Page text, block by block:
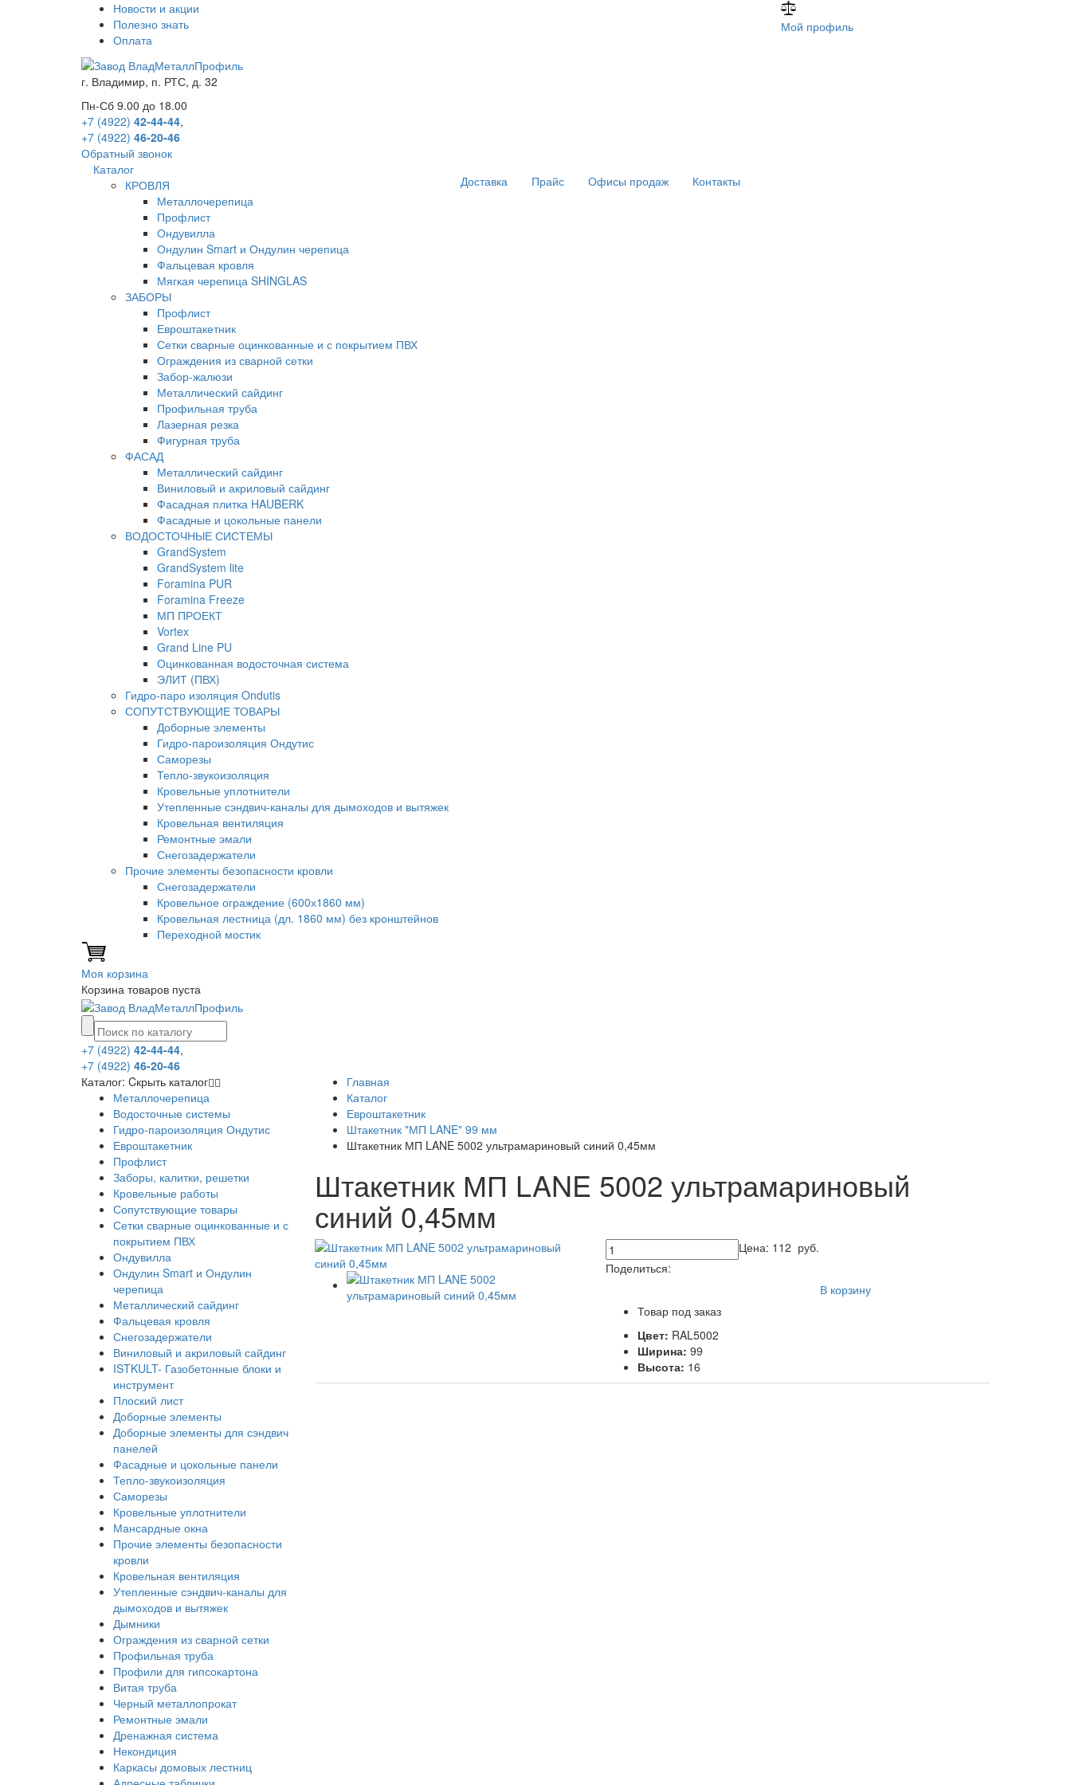
Новости и акции
Полезно знать
Оплата
Мой профиль
г. Владимир, п. РТС, д. 32
Пн-Сб 9.00 до 18.00
+7 (4922) 42-44-44,
+7 (4922) 46-20-46
Обратный звонок
Каталог
КРОВЛЯ
Металлочерепица
Профлист
Ондувилла
Ондулин Smart и Ондулин черепица
Фальцевая кровля
Мягкая черепица SHINGLAS
ЗАБОРЫ
Профлист
Евроштакетник
Сетки сварные оцинкованные и с покрытием ПВХ
Ограждения из сварной сетки
Забор-жалюзи
Металлический сайдинг
Профильная труба
Лазерная резка
Фигурная труба
ФАСАД
Металлический сайдинг
Виниловый и акриловый сайдинг
Фасадная плитка HAUBERK
Фасадные и цокольные панели
ВОДОСТОЧНЫЕ СИСТЕМЫ
GrandSystem
GrandSystem lite
Foramina PUR
Foramina Freeze
МП ПРОЕКТ
Vortex
Grand Line PU
Оцинкованная водосточная система
ЭЛИТ (ПВХ)
Гидро-паро изоляция Ondutis
СОПУТСТВУЮЩИЕ ТОВАРЫ
Доборные элементы
Гидро-пароизоляция Ондутис
Саморезы
Тепло-звукоизоляция
Кровельные уплотнители
Утепленные сэндвич-каналы для дымоходов и вытяжек
Кровельная вентиляция
Ремонтные эмали
Снегозадержатели
Прочие элементы безопасности кровли
Снегозадержатели
Кровельное ограждение (600х1860 мм)
Кровельная лестница (дл. 1860 мм) без кронштейнов
Переходной мостик
Доставка Прайс Офисы продаж Контакты
Моя корзина
Корзина товаров пуста
+7 (4922) 42-44-44,
+7 (4922) 46-20-46
Каталог: Cкрыть каталог
Металлочерепица
Водосточные системы
Гидро-пароизоляция Ондутис
Евроштакетник
Профлист
Заборы, калитки, решетки
Кровельные работы
Сопутствующие товары
Сетки сварные оцинкованные и с
покрытием ПВХ
Ондувилла
Ондулин Smart и Ондулин
черепица
Металлический сайдинг
Фальцевая кровля
Снегозадержатели
Виниловый и акриловый сайдинг
ISTKULT- Газобетонные блоки и
инструмент
Плоский лист
Доборные элементы
Доборные элементы для сэндвич
панелей
Фасадные и цокольные панели
Тепло-звукоизоляция
Саморезы
Кровельные уплотнители
Мансардные окна
Прочие элементы безопасности
кровли
Кровельная вентиляция
Утепленные сэндвич-каналы для
дымоходов и вытяжек
Дымники
Ограждения из сварной сетки
Профильная труба
Профили для гипсокартона
Витая труба
Черный металлопрокат
Ремонтные эмали
Дренажная система
Некондиция
Каркасы домовых лестниц
Главная
Каталог
Евроштакетник
Штакетник "МП LANE" 99 мм
Штакетник МП LANE 5002 ультрамариновый синий 0,45мм
Штакетник МП LANE 5002 ультрамариновый
синий 0,45мм
Цена: 112 руб.
Поделиться:
В корзину
Товар под заказ
Цвет: RAL5002
Ширина:99
Высота: 16